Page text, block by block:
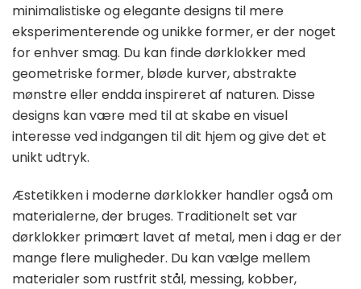
minimalistiske og elegante designs til mere
eksperimenterende og unikke former, er der noget
for enhver smag. Du kan finde dørklokker med
geometriske former, bløde kurver, abstrakte
mønstre eller endda inspireret af naturen. Disse
designs kan være med til at skabe en visuel
interesse ved indgangen til dit hjem og give det et
unikt udtryk.
Æstetikken i moderne dørklokker handler også om
materialerne, der bruges. Traditionelt set var
dørklokker primært lavet af metal, men i dag er der
mange flere muligheder. Du kan vælge mellem
materialer som rustfrit stål, messing, kobber,